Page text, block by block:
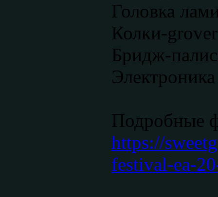
Головка
Колки-grover
Бридж-
Подробные
https://
festival-ea-